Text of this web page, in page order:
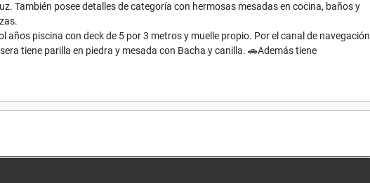
También posee detalles de categoría con hermosas mesadas en cocina, baños y
años piscina con deck de 5 por 3 metros y muelle propio. Por el canal de navegación
tiene parilla en piedra y mesada con Bacha y canilla. 🚗Además tiene